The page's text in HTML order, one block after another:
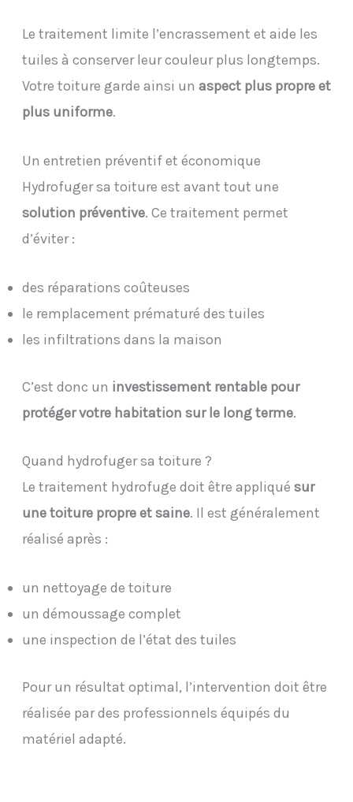
Le traitement limite l’encrassement et aide les
tuiles à conserver leur couleur plus longtemps.
Votre toiture garde ainsi un aspect plus propre et
plus uniforme.
Un entretien préventif et économique
Hydrofuger sa toiture est avant tout une
solution préventive. Ce traitement permet
d’éviter :
des réparations coûteuses
le remplacement prématuré des tuiles
les infiltrations dans la maison
C’est donc un investissement rentable pour
protéger votre habitation sur le long terme.
Quand hydrofuger sa toiture ?
Le traitement hydrofuge doit être appliqué sur
une toiture propre et saine. Il est généralement
réalisé après :
un nettoyage de toiture
un démoussage complet
une inspection de l’état des tuiles
Pour un résultat optimal, l’intervention doit être
réalisée par des professionnels équipés du
matériel adapté.